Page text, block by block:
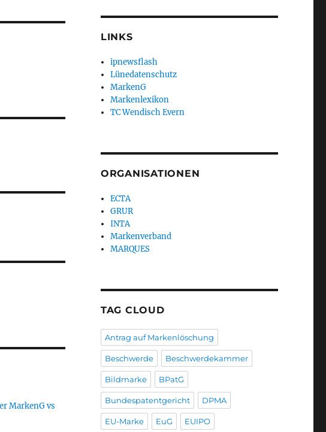
MarkenG vs
LINKS
ipnewsflash
Lünedatenschutz
MarkenG
Markenlexikon
TC Wendisch Evern
ORGANISATIONEN
ECTA
GRUR
INTA
Markenverband
MARQUES
TAG CLOUD
Antrag auf Markenlöschung
Beschwerde Beschwerdekammer
Bildmarke BPatG
Bundespatentgericht DPMA
EU-Marke EuG EUIPO